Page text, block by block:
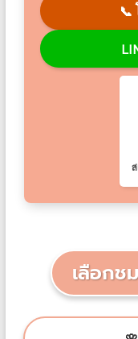
📞
เลือก